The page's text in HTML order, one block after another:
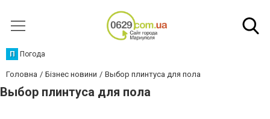
П Погода
Головна Бізнес новини Выбор плинтуса для пола
Выбор плинтуса для пола